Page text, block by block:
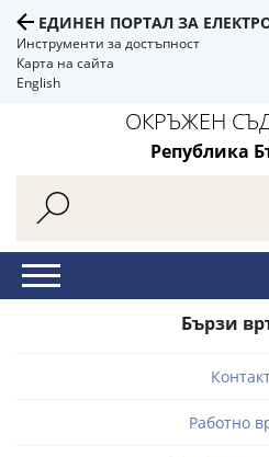
ЕДИНЕН ПОРТАЛ ЗА
Инструменти за достъпност
Карта на сайта
English
ОКРЪЖЕН
Република
Бързи
Работно